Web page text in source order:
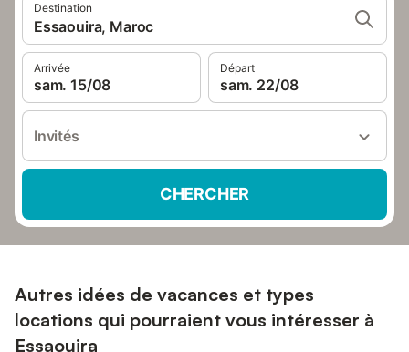
Destination
Essaouira, Maroc
Arrivée
sam. 15/08
Départ
sam. 22/08
Invités
CHERCHER
Autres idées de vacances et types
locations qui pourraient vous intéresser à
Essaouira